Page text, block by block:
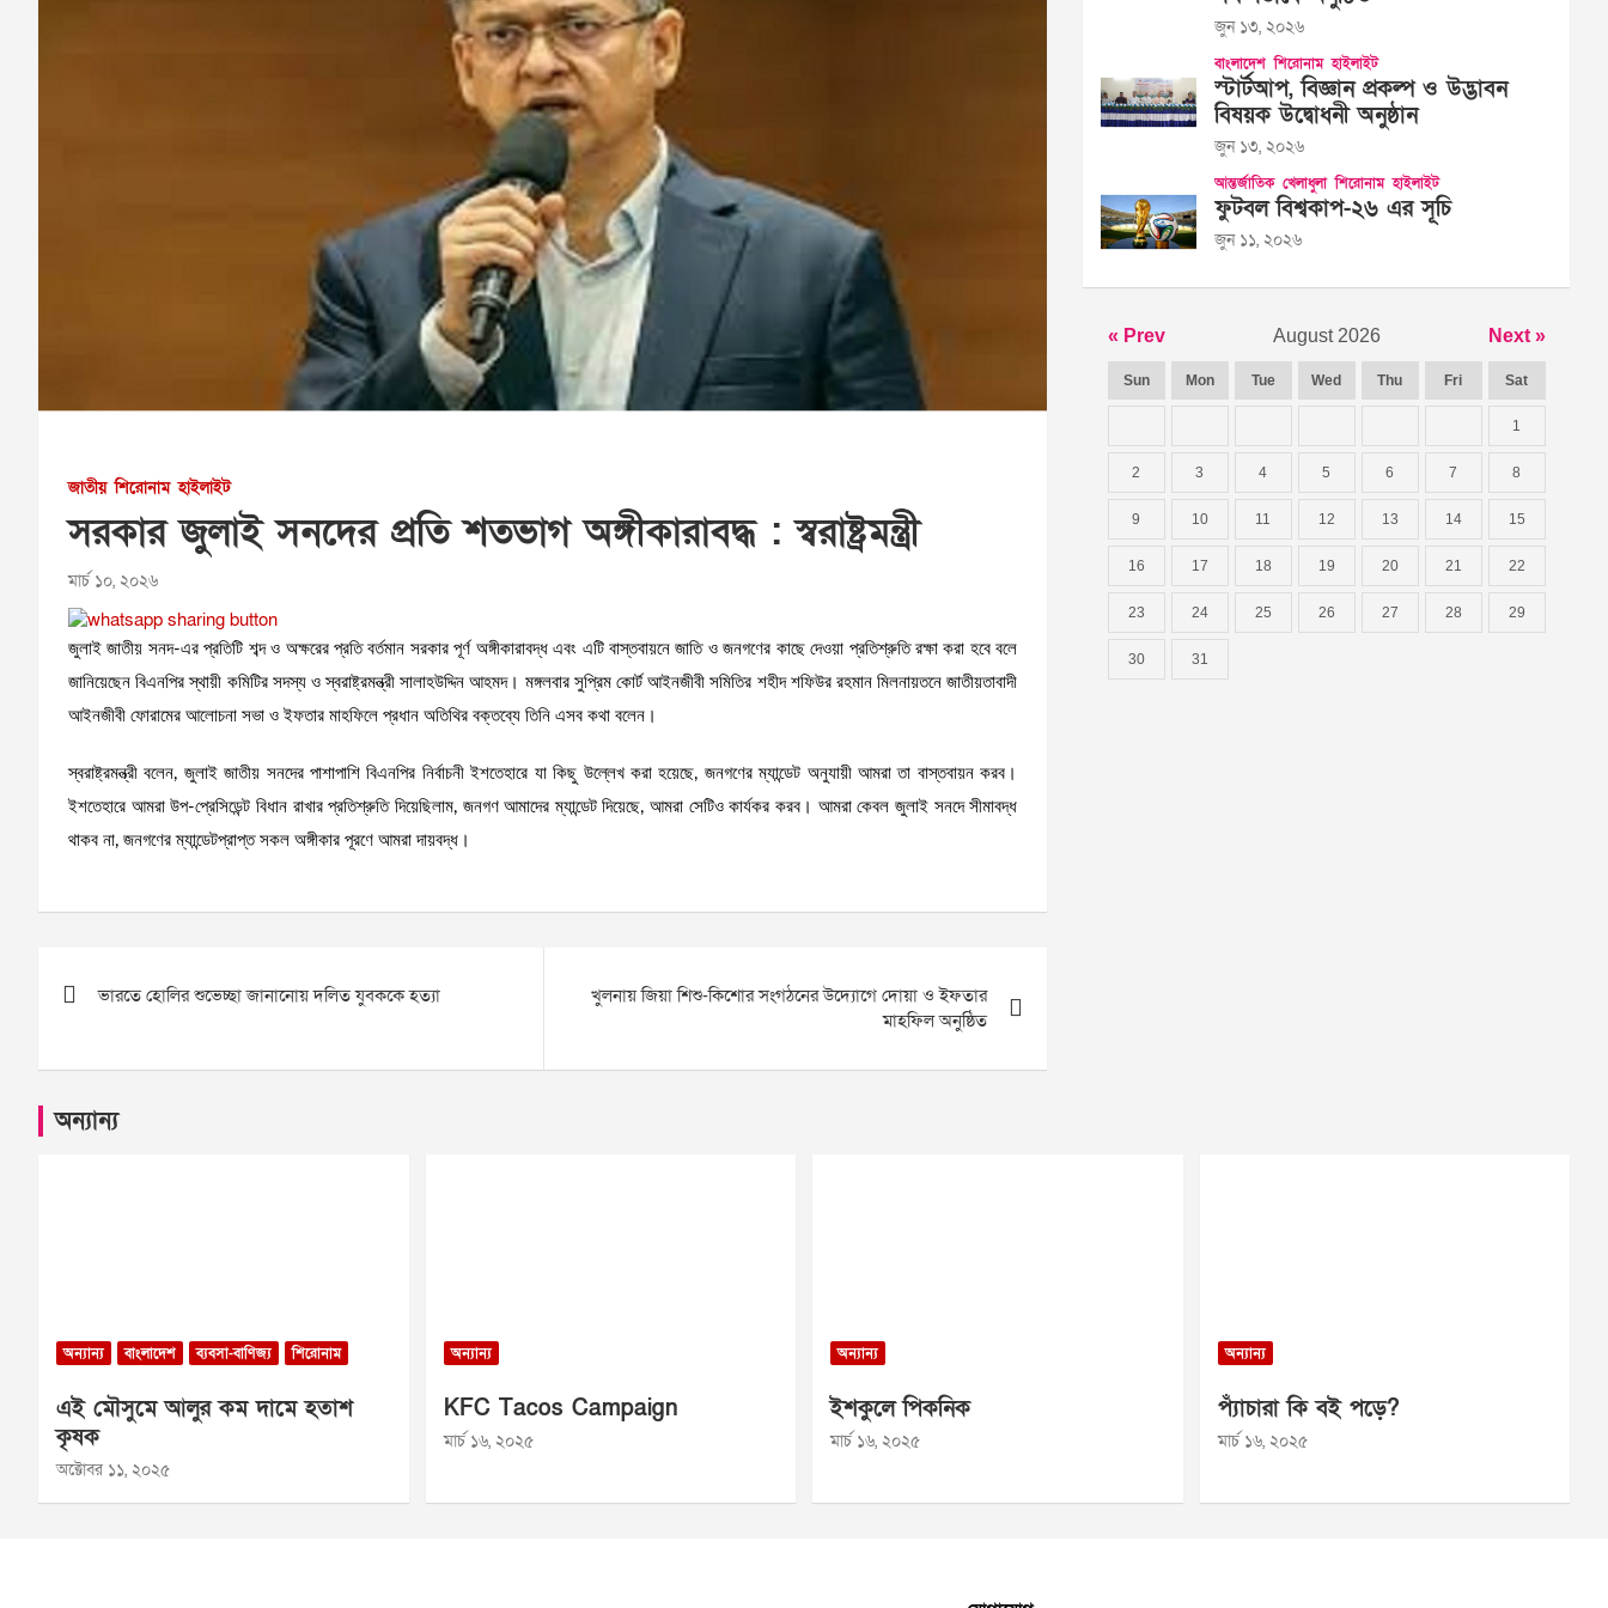
জাতীয় শিরোনাম হাইলাইট
সরকার জুলাই সনদের প্রতি শতভাগ অঙ্গীকারাবদ্ধ : স্বরাষ্ট্রমন্ত্রী
মার্চ ১০, ২০২৬
জুলাই জাতীয় সনদ-এর প্রতিটি শব্দ ও অক্ষরের প্রতি বর্তমান সরকার পূর্ণ অঙ্গীকারাবদ্ধ এবং এটি বাস্তবায়নে জাতি ও জনগণের কাছে দেওয়া প্রতিশ্রুতি রক্ষা করা হবে বলে
জানিয়েছেন বিএনপির স্থায়ী কমিটির সদস্য ও স্বরাষ্ট্রমন্ত্রী সালাহউদ্দিন আহমদ। মঙ্গলবার সুপ্রিম কোর্ট আইনজীবী সমিতির শহীদ শফিউর রহমান মিলনায়তনে জাতীয়তাবাদী
আইনজীবী ফোরামের আলোচনা সভা ও ইফতার মাহফিলে প্রধান অতিথির বক্তব্যে তিনি এসব কথা বলেন।
স্বরাষ্ট্রমন্ত্রী বলেন, জুলাই জাতীয় সনদের পাশাপাশি বিএনপির নির্বাচনী ইশতেহারে যা কিছু উল্লেখ করা হয়েছে, জনগণের ম্যান্ডেট অনুযায়ী আমরা তা বাস্তবায়ন করব।
ইশতেহারে আমরা উপ-প্রেসিডেন্ট বিধান রাখার প্রতিশ্রুতি দিয়েছিলাম, জনগণ আমাদের ম্যান্ডেট দিয়েছে, আমরা সেটিও কার্যকর করব। আমরা কেবল জুলাই সনদে সীমাবদ্ধ
থাকব না, জনগণের ম্যান্ডেটপ্রাপ্ত সকল অঙ্গীকার পূরণে আমরা দায়বদ্ধ।
navigation
ভারতে হোলির শুভেচ্ছা জানানোয় দলিত যুবককে হত্যা
খুলনায় জিয়া শিশু-কিশোর সংগঠনের উদ্যোগে দোয়া ও ইফতার
মাহফিল অনুষ্ঠিত
জুন ১৩, ২০২৬
বাংলাদেশ শিরোনাম হাইলাইট
স্টার্টআপ, বিজ্ঞান প্রকল্প ও উদ্ভাবন
বিষয়ক উদ্বোধনী অনুষ্ঠান
জুন ১৩, ২০২৬
আন্তর্জাতিক খেলাধুলা শিরোনাম হাইলাইট
ফুটবল বিশ্বকাপ-২৬ এর সূচি
জুন ১১, ২০২৬
« Prev August 2026 Next »
Sun Mon Tue Wed Thu Fri Sat
1
2 3 4 5 6 7 8
9 10 11 12 13 14 15
16 17 18 19 20 21 22
23 24 25 26 27 28 29
30 31
অন্যান্য
অন্যান্য বাংলাদেশ ব্যবসা-বাণিজ্য শিরোনাম
এই মৌসুমে আলুর কম দামে হতাশ
কৃষক
অক্টোবর ১১, ২০২৫
অন্যান্য
KFC Tacos Campaign
মার্চ ১৬, ২০২৫
অন্যান্য
ইশকুলে পিকনিক
মার্চ ১৬, ২০২৫
অন্যান্য
প্যাঁচারা কি বই পড়ে?
মার্চ ১৬, ২০২৫